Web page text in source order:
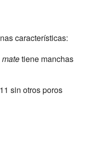
características:
tiene manchas
sin otros poros